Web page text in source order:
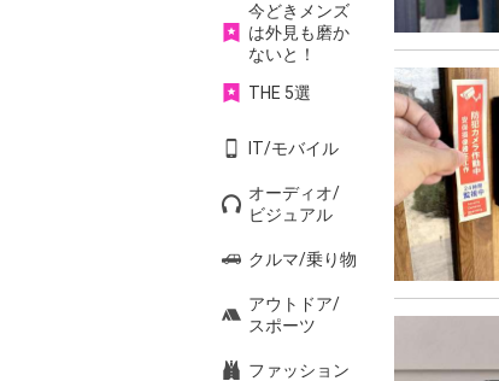
今どきメンズ
は外見も磨か
ないと！
THE 5選
IT/モバイル
オーディオ/
ビジュアル
クルマ/乗り物
アウトドア/
スポーツ
ファッション